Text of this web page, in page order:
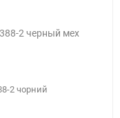
2 черный мех
2 чорний